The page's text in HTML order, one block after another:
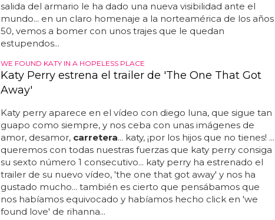
salida del armario le ha dado una nueva visibilidad ante el
mundo... en un claro homenaje a la norteamérica de los años
50, vemos a bomer con unos trajes que le quedan
estupendos...
WE FOUND KATY IN A HOPELESS PLACE
Katy Perry estrena el trailer de 'The One That Got
Away'
Katy perry aparece en el vídeo con diego luna, que sigue tan
guapo como siempre, y nos ceba con unas imágenes de
amor, desamor, carretera... katy, ¡por los hijos que no tienes! ...
queremos con todas nuestras fuerzas que katy perry consiga
su sexto número 1 consecutivo... katy perry ha estrenado el
trailer de su nuevo vídeo, 'the one that got away' y nos ha
gustado mucho... también es cierto que pensábamos que
nos habíamos equivocado y habíamos hecho click en 'we
found love' de rihanna...